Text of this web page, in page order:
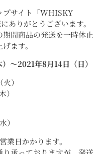
プサイト「WHISKY
ありがとうございます。
間商品の発送を一時休止
ます。
〜2021年8月14日（日）
）
）
）
業日かかります。